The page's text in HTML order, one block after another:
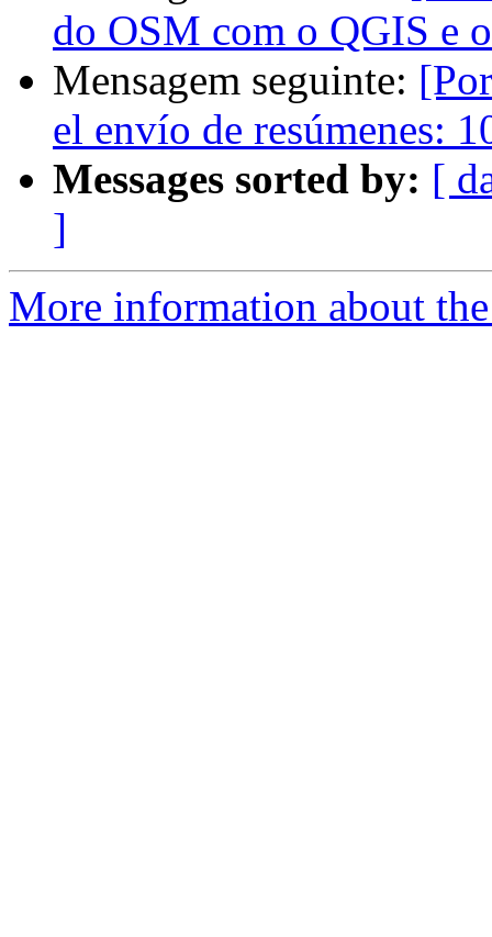
do OSM com o QGIS e
Mensagem seguinte:
el envío de resúmenes:
Messages sorted by: [
]
More information about